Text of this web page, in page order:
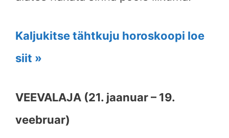
Kaljukitse tähtkuju horoskoopi loe
siit »
VEEVALAJA (21. jaanuar – 19.
veebruar)